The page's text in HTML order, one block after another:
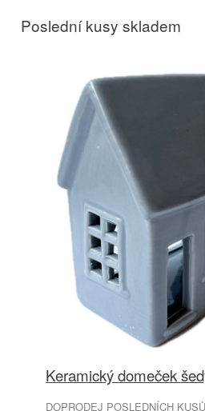
Poslední kusy skladem
Keramický domeček
DOPRODEJ POSLEDNÍCH